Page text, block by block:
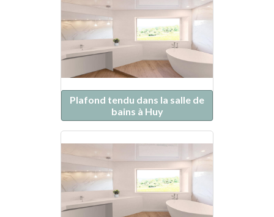
Plafond tendu dans la salle de
bains à Huy